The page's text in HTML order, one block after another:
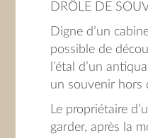
DRÔLE DE
Digne d’un
possible de
l’étal d’un
un souvenir hors
Le propriétaire
garder, après la